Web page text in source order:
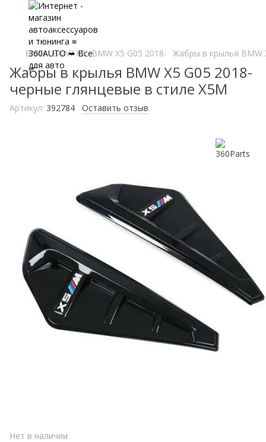
BMW BMW X5 BMW X5 G05 2018- Жабры в крылья BMW
Жабры в крылья BMW X5 G05 2018-
черные глянцевые в стиле X5M
Артикул: 392784 Оставить отзыв
Нет в наличии